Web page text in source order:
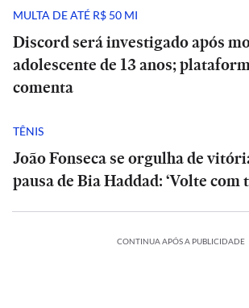
MULTA DE ATÉ R$ 50 MI
Discord será investigado após
adolescente de 13 anos;
comenta
TÊNIS
João Fonseca se orgulha de
pausa de Bia Haddad: ‘Volte com
CONTINUA APÓS A PUBLICIDADE